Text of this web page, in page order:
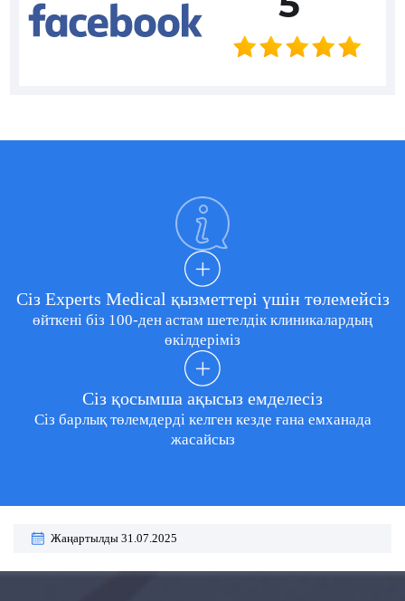
Сіз Experts Medical қызметтері үшін төлемейсіз
өйткені біз 100-ден астам шетелдік клиникалардың
өкілдеріміз
Сіз қосымша ақысыз емделесіз
Сіз барлық төлемдерді келген кезде ғана емханада
жасайсыз
Жаңартылды 31.07.2025